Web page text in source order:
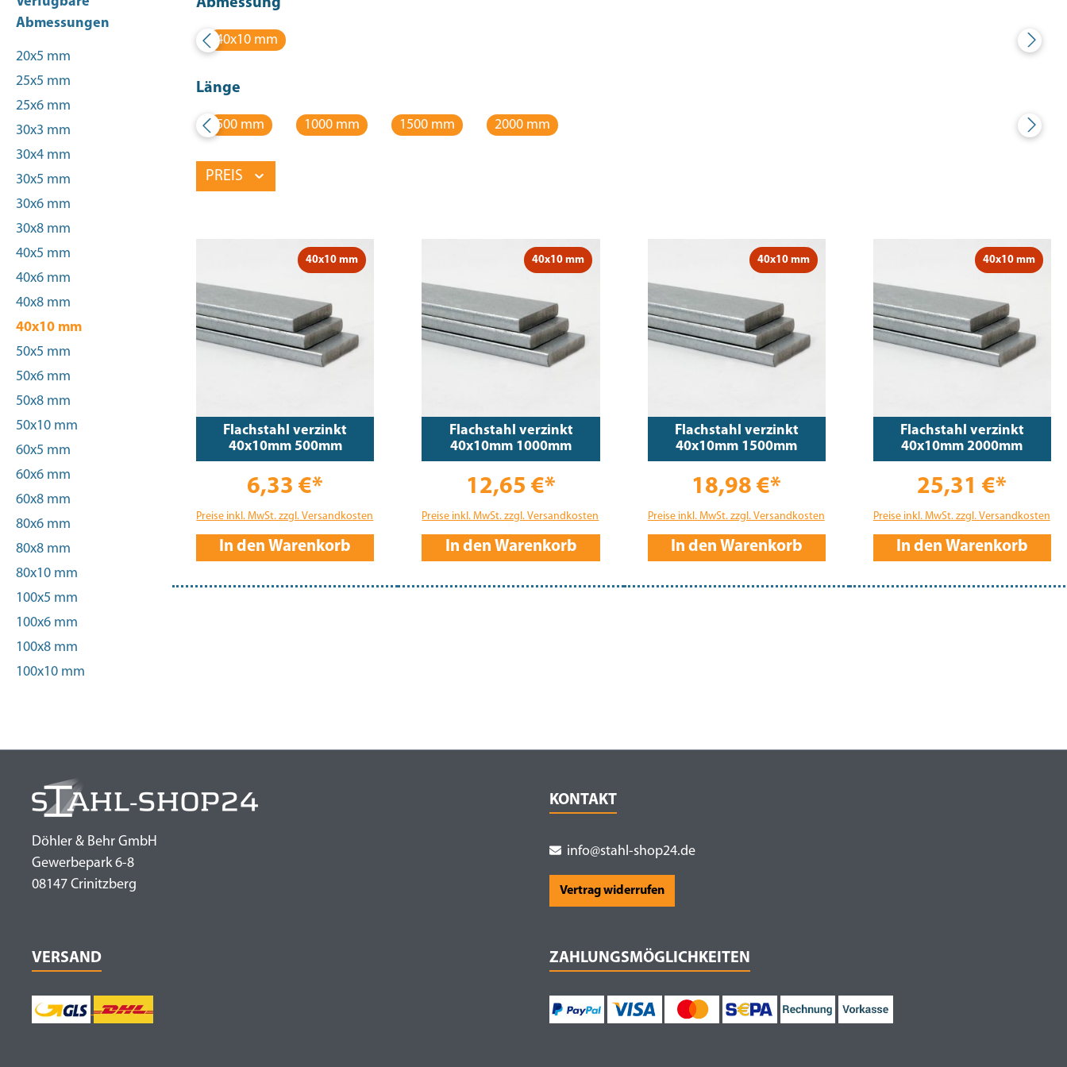
Abmessungen
20x5 mm
25x5 mm
25x6 mm
30x3 mm
30x4 mm
30x5 mm
30x6 mm
30x8 mm
40x5 mm
40x6 mm
40x8 mm
40x10 mm
50x5 mm
50x6 mm
50x8 mm
50x10 mm
60x5 mm
60x6 mm
60x8 mm
80x6 mm
80x8 mm
80x10 mm
100x5 mm
100x6 mm
100x8 mm
100x10 mm
Abmessung
40x10 mm
Länge
500 mm 1000 mm 1500 mm 2000 mm
PREIS
40x10 mm
Flachstahl verzinkt
40x10mm 500mm
6,33 €*
Preise inkl. MwSt. zzgl. Versandkosten
In den Warenkorb
40x10 mm
Flachstahl verzinkt
40x10mm 1000mm
12,65 €*
Preise inkl. MwSt. zzgl. Versandkosten
In den Warenkorb
40x10 mm
Flachstahl verzinkt
40x10mm 1500mm
18,98 €*
Preise inkl. MwSt. zzgl. Versandkosten
In den Warenkorb
40x10 mm
Flachstahl verzinkt
40x10mm 2000mm
25,31 €*
Preise inkl. MwSt. zzgl. Versandkosten
In den Warenkorb
Döhler & Behr GmbH
Gewerbepark 6-8
08147 Crinitzberg
KONTAKT
info@stahl-shop24.de
Vertrag widerrufen
VERSAND ZAHLUNGSMÖGLICHKEITEN